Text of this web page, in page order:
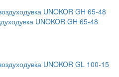
UNOKOR GH 65-48